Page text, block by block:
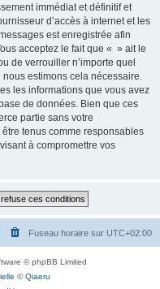
immédiat et définitif et
d’accès à internet et les
est enregistrée afin
acceptez le fait que « » ait le
de verrouiller n’importe quel
nous estimons cela nécessaire.
les informations que vous avez
de données. Bien que ces
partie sans votre
tenus comme responsables
à compromettre vos
Fuseau horaire sur UTC+02:00
© phpBB Limited
©Qiaeru